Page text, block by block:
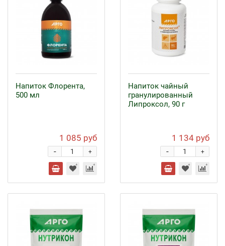
Напиток Флорента,
500 мл
1 085 руб
+
-
Напиток чайный
гранулированный
Липроксол, 90 г
1 134 руб
+
-